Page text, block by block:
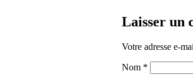
Laisser un
Votre adresse e-
Nom *